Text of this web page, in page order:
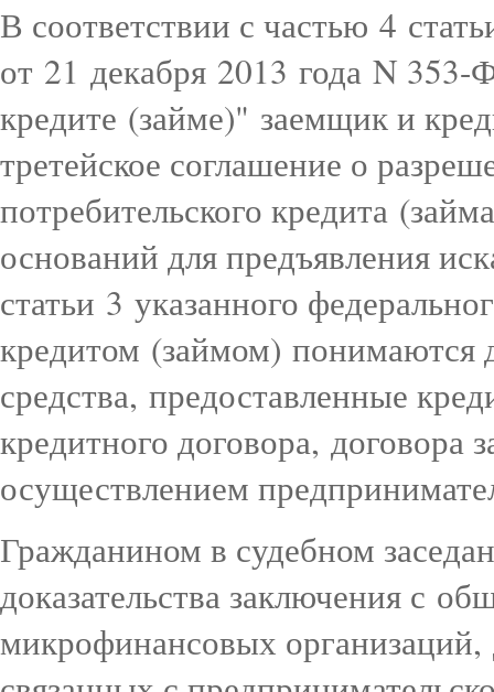
В соответствии с частью 4
от 21 декабря 2013 года N
кредите (займе)" заемщик и
третейское соглашение о
потребительского кредита
оснований для предъявления
статьи 3 указанного
кредитом (займом) понимаются
средства, предоставленные
кредитного договора, договора
осуществлением
Гражданином в судебном
доказательства заключения с
микрофинансовых организаций,